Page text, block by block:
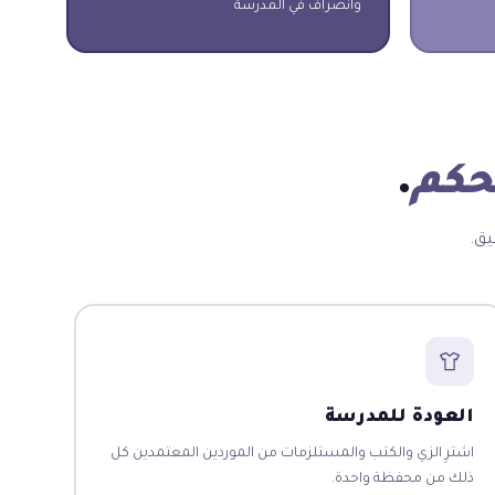
وانصراف في المدرسة
.
العودة للمدرسة
اشترِ الزي والكتب والمستلزمات من الموردين المعتمدين كل
ذلك من محفظة واحدة.